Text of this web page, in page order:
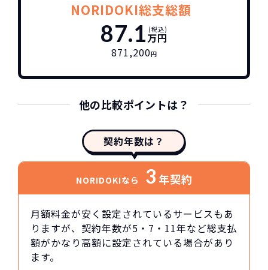
NORIDOKI総支総額
87.1万円
(税込)
871,200円
他の比較ポイントは？
契約年数は？
NORIDOKIなら 3 年契約
月額料金が安く設定されているサービスもあ
りますが、契約年数が5・7・11年など総支払
額がかなり高額に設定されている場合があり
ます。